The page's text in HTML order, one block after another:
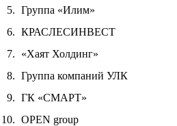
Группа «Илим»
КРАСЛЕСИНВЕСТ
«Хаят Холдинг»
Группа компаний УЛК
ГК «СМАРТ»
OPEN group